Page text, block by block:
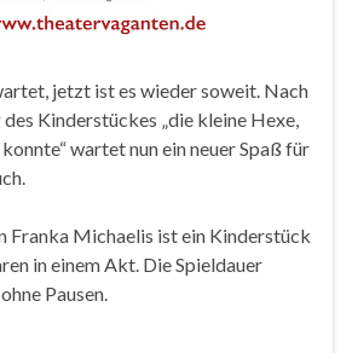
jetzt ist es wieder soweit. Nach
Kinderstückes „die kleine Hexe,
wartet nun ein neuer Spaß für
Franka Michaelis ist ein Kinderstück
in einem Akt. Die Spieldauer
Pausen.